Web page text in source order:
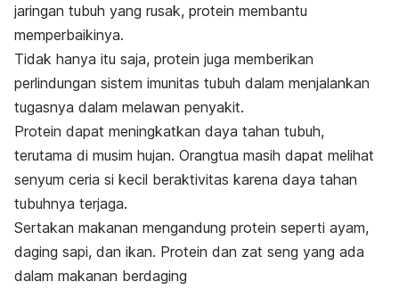
jaringan tubuh yang rusak, protein membantu
memperbaikinya.
Tidak hanya itu saja, protein juga memberikan
perlindungan sistem imunitas tubuh dalam menjalankan
tugasnya dalam melawan penyakit.
Protein dapat meningkatkan daya tahan tubuh,
terutama di musim hujan. Orangtua masih dapat melihat
senyum ceria si kecil beraktivitas karena daya tahan
tubuhnya terjaga.
Sertakan makanan mengandung protein seperti ayam,
daging sapi, dan ikan. Protein dan zat seng yang ada
dalam makanan berdaging